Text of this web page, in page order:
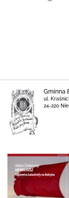
Gminna
ul.
24-220